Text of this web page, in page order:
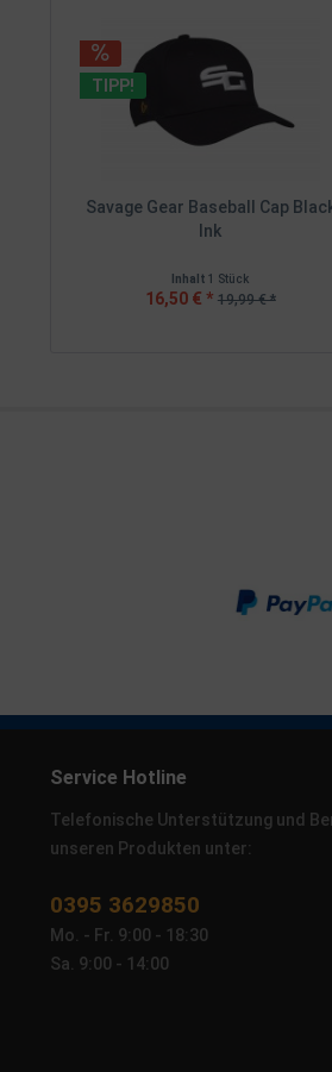
TIPP!
Savage Gear Baseball Cap
Ink
Inhalt1 Stück
16,50 € * 19,99 € *
Service Hotline
Telefonische Unterstützung und
unseren Produkten unter:
0395 3629850
Mo. - Fr. 9:00 - 18:30
Sa. 9:00 - 14:00